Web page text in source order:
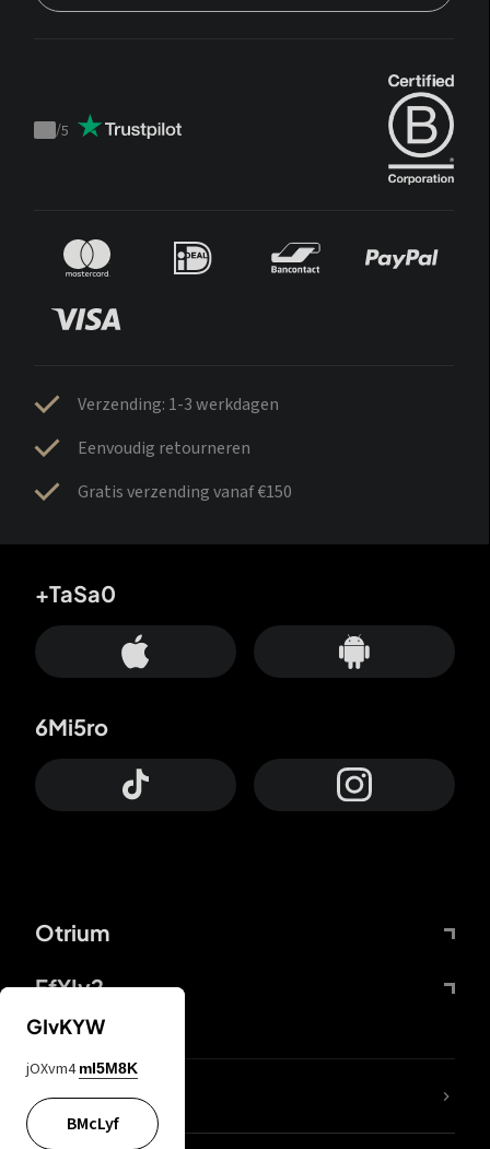
Trustpilot
/5
Verzending: 1-3 werkdagen
Eenvoudig retourneren
Gratis verzending vanaf €150
Otrium
FfYIy2
+TaSa0
6Mi5ro
KIjvtr
GIvKYW
jOXvm4 mI5M8K
BMcLyf